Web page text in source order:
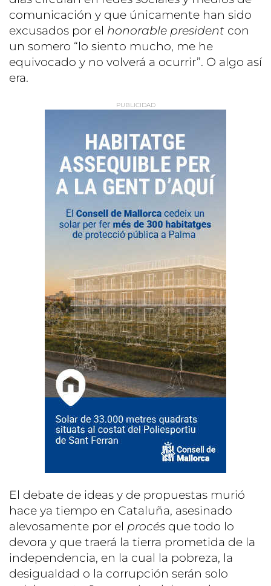
comunicación y que únicamente han sido
excusados por el honorable president con
un somero “lo siento mucho, me he
equivocado y no volverá a ocurrir”. O algo así
era.
El debate de ideas y de propuestas murió
hace ya tiempo en Cataluña, asesinado
alevosamente por el procés que todo lo
devora y que traerá la tierra prometida de la
independencia, en la cual la pobreza, la
desigualdad o la corrupción serán solo